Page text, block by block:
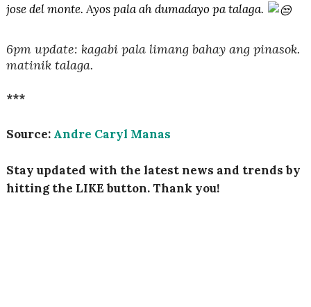
jose del monte. Ayos pala ah dumadayo pa talaga.
6pm update: kagabi pala limang bahay ang pinasok.
matinik talaga.
***
Source: Andre Caryl Manas
Stay updated with the latest news and trends by
hitting the LIKE button. Thank you!